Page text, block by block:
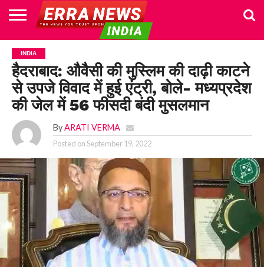
HOME
POLITICS
NEWS
BUSINESS
CULTURE
NATIONAL
SPORTS
LIFESTYLE
TRAVEL
OPINION
BREAKING
NEWS
ENTERTAINMENT
WORLD
CRIME
JOIN
US
INDIA
हैदराबाद: औवैसी की मुस्लिम की दाढ़ी काटने
से उपजे विवाद में हुई एंट्री, बोले- मध्यप्रदेश
की जेल में 56 फीसदी बंदी मुसलमान
By ARATI VERMA
Posted onSeptember 19, 2022